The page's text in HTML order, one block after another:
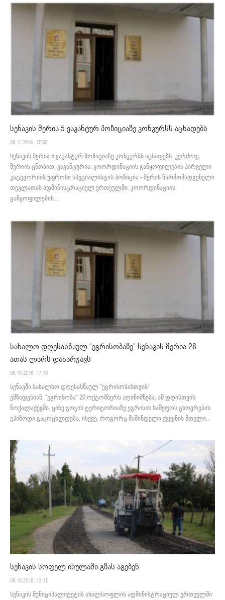
სენაკის მერია 5 ვაკანტურ პოზიციაზე კონკურსს აცხადებს
08.11.2018. 17:55
სენაკის მერია 5 ვაკანტურ პოზიციაზე კონკურსს აცხადებს. კერძოდ,
მერიის ცნობით, ვაკანტურია: კოორდინაციის განყოფილების პირველი
კატეგორიის უფროსი სპეციალისტის პოზიცია - მერის წარმომადგენელი
თეკლათის ადმინისტრაციულ ერთეულში. კოორდინაციის
განყოფილების...
სახალო დღესასწაულ “ეგრისობაზე“ სენაკის მერია 28
ათას ლარს დახარჯავს
05.10.2018. 17:19
სენაკში სახალხო დღესასწაულ "ეგრისობისთვის“
ემზადებიან. "ეგრისობა“ 20 ოქტომბერს აღინიშნება, ამ დღისთვის
ნოქალაქევში, ციხე გოჯის ტერიტორიაზე ეგრისის სამეფოს ცხოვრების
ეპიზოდი გაცოცხლდება, ისევე, როგორც მაშინდელი ქვეყნის მთელი...
სენაკის სოფელ ისულაში გზას აგებენ
05.10.2018. 13:17
სენაკის მუნიციპალიტეტის ახალსოფლის ადმინისტრაციულ ერთეულში